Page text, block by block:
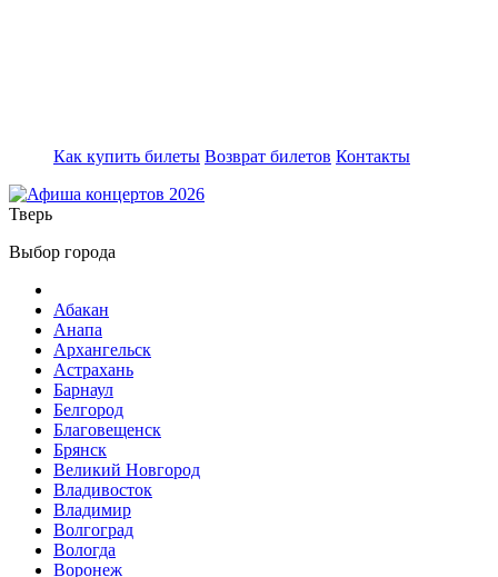
Как купить билеты Возврат билетов Контакты
Тверь
Выбор города
Абакан
Анапа
Архангельск
Астрахань
Барнаул
Белгород
Благовещенск
Брянск
Великий Новгород
Владивосток
Владимир
Волгоград
Вологда
Воронеж